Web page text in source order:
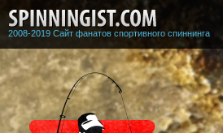
2008-2019 Сайт фанатов спортивного спиннинга